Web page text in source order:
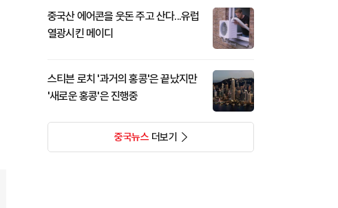
중국산 에어콘을 웃돈 주고 산다...유럽
열광시킨 메이디
스티븐 로치 '과거의 홍콩'은 끝났지만
'새로운 홍콩'은 진행중
중국뉴스더보기